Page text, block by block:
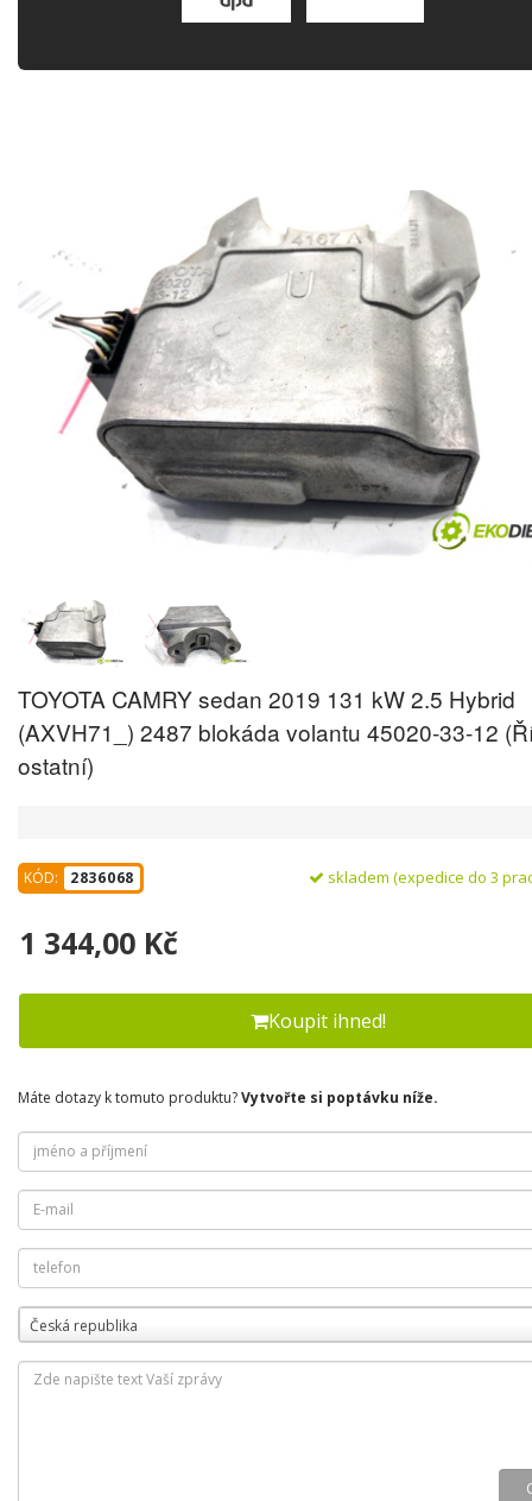
TOYOTA CAMRY sedan 2019 131 kW 2.5 Hybrid
(AXVH71_) 2487 blokáda volantu 45020-33-12
ostatní)
KÓD: 2836068 skladem (expedice do 3
1 344,00 Kč
Koupit ihned!
Máte dotazy k tomuto produktu?Vytvořte si poptávku níže.
Česká republika